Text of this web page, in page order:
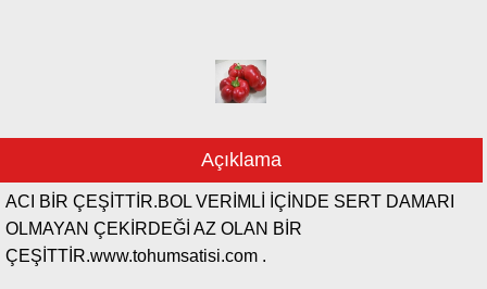
Açıklama
ACI BİR ÇEŞİTTİR.BOL VERİMLİ İÇİNDE SERT DAMARI
OLMAYAN ÇEKİRDEĞİ AZ OLAN BİR
ÇEŞİTTİR.www.tohumsatisi.com .